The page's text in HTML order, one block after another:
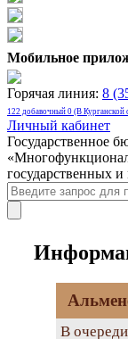
Мобильное
Горячая линия: 8
122 добавочный 0 (В Курганской
Личный кабинет
Государственное
государственных
В